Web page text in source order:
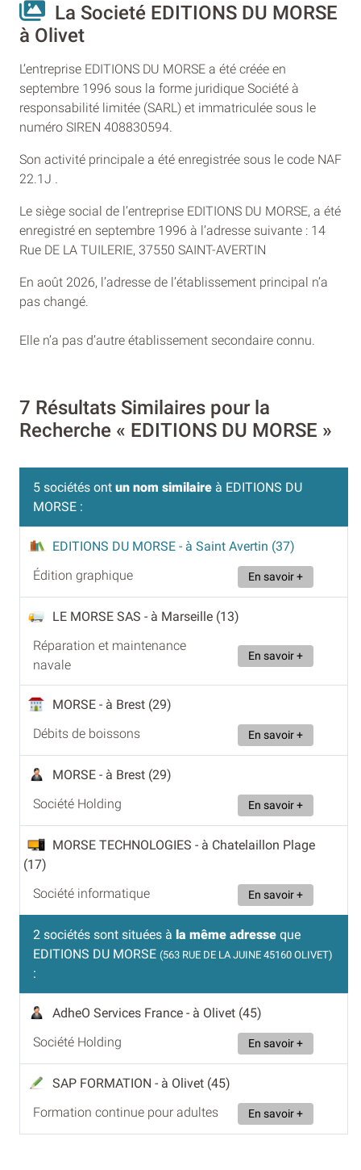
La Societé EDITIONS DU MORSE
à Olivet
L’entreprise EDITIONS DU MORSE a été créée en
septembre 1996 sous la forme juridique Société à
responsabilité limitée (SARL) et immatriculée sous le
numéro SIREN 408830594.
Son activité principale a été enregistrée sous le code NAF
22.1J .
Le siège social de l’entreprise EDITIONS DU MORSE, a été
enregistré en septembre 1996 à l’adresse suivante : 14
Rue DE LA TUILERIE, 37550 SAINT-AVERTIN
En août 2026, l’adresse de l’établissement principal n’a
pas changé.
Elle n’a pas d’autre établissement secondaire connu.
7 Résultats Similaires pour la
Recherche « EDITIONS DU MORSE »
5 sociétés ont un nom similaire à EDITIONS DU
MORSE :
EDITIONS DU MORSE - à Saint Avertin (37)
Édition graphique
En savoir +
LE MORSE SAS - à Marseille (13)
Réparation et maintenance
navale
En savoir +
MORSE - à Brest (29)
Débits de boissons
En savoir +
MORSE - à Brest (29)
Société Holding
En savoir +
MORSE TECHNOLOGIES - à Chatelaillon Plage
(17)
Société informatique
En savoir +
2 sociétés sont situées à la même adresse que
EDITIONS DU MORSE (563 RUE DE LA JUINE 45160 OLIVET)
:
AdheO Services France - à Olivet (45)
Société Holding
En savoir +
SAP FORMATION - à Olivet (45)
Formation continue pour adultes
En savoir +